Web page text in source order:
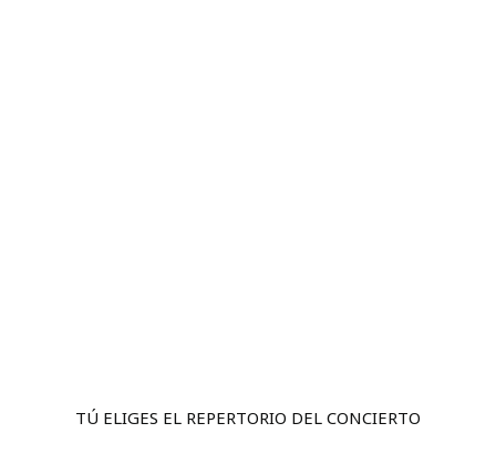
TÚ ELIGES EL REPERTORIO DEL CONCIERTO